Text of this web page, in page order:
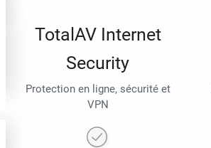
TotalAV Internet
Security
Protection en ligne, sécurité et
VPN